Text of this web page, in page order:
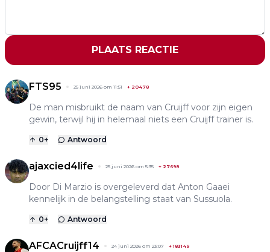
PLAATS REACTIE
FTS95 25 juni 2026 om 11:51 + 20478
De man misbruikt de naam van Cruijff voor zijn eigen
gewin, terwijl hij in helemaal niets een Cruijff trainer is.
0+ Antwoord
ajaxcied4life 25 juni 2026 om 5:35 + 27698
Door Di Marzio is overgeleverd dat Anton Gaaei
kennelijk in de belangstelling staat van Sussuola.
0+ Antwoord
AFCACruijff14 24 juni 2026 om 23:07 +183149